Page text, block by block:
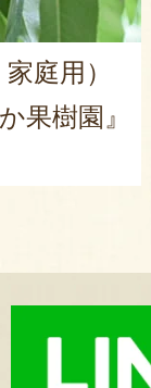
牛肉店』